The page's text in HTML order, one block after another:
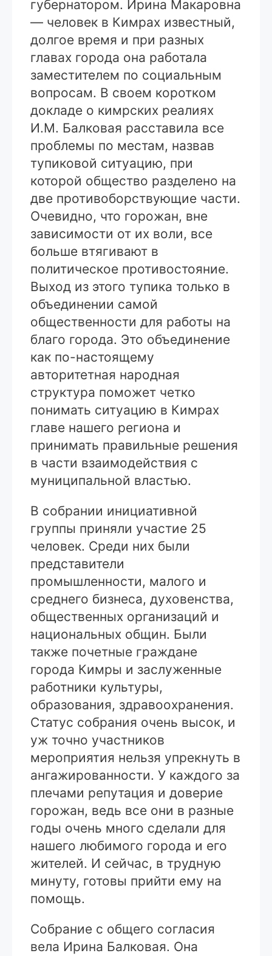
губернатором. Ирина Макаровна
— человек в Кимрах известный,
долгое время и при разных
главах города она работала
заместителем по социальным
вопросам. В своем коротком
докладе о кимрских реалиях
И.М. Балковая расставила все
проблемы по местам, назвав
тупиковой ситуацию, при
которой общество разделено на
две противоборствующие части.
Очевидно, что горожан, вне
зависимости от их воли, все
больше втягивают в
политическое противостояние.
Выход из этого тупика только в
объединении самой
общественности для работы на
благо города. Это объединение
как по-настоящему
авторитетная народная
структура поможет четко
понимать ситуацию в Кимрах
главе нашего региона и
принимать правильные решения
в части взаимодействия с
муниципальной властью.
В собрании инициативной
группы приняли участие 25
человек. Среди них были
представители
промышленности, малого и
среднего бизнеса, духовенства,
общественных организаций и
национальных общин. Были
также почетные граждане
города Кимры и заслуженные
работники культуры,
образования, здравоохранения.
Статус собрания очень высок, и
уж точно участников
мероприятия нельзя упрекнуть в
ангажированности. У каждого за
плечами репутация и доверие
горожан, ведь все они в разные
годы очень много сделали для
нашего любимого города и его
жителей. И сейчас, в трудную
минуту, готовы прийти ему на
помощь.
Собрание с общего согласия
вела Ирина Балковая. Она